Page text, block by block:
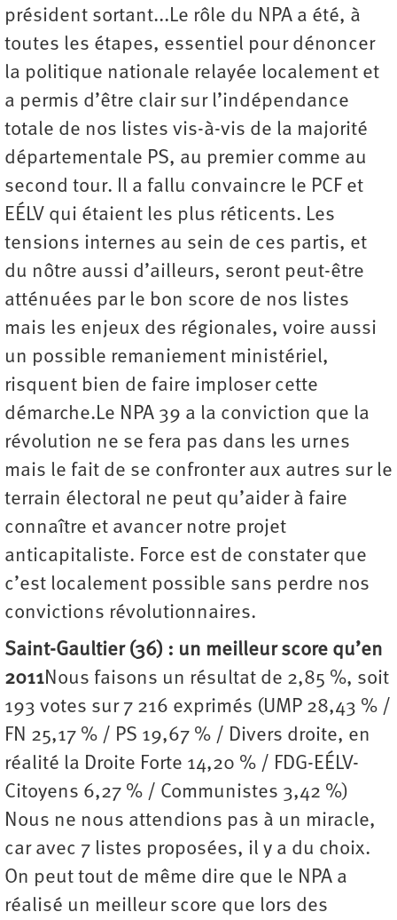
président sortant...Le rôle du NPA a été, à
toutes les étapes, essentiel pour dénoncer
la politique nationale relayée localement et
a permis d’être clair sur l’indépendance
totale de nos listes vis-à-vis de la majorité
départementale PS, au premier comme au
second tour. Il a fallu convaincre le PCF et
EÉLV qui étaient les plus réticents. Les
tensions internes au sein de ces partis, et
du nôtre aussi d’ailleurs, seront peut-être
atténuées par le bon score de nos listes
mais les enjeux des régionales, voire aussi
un possible remaniement ministériel,
risquent bien de faire imploser cette
démarche.Le NPA 39 a la conviction que la
révolution ne se fera pas dans les urnes
mais le fait de se confronter aux autres sur le
terrain électoral ne peut qu’aider à faire
connaître et avancer notre projet
anticapitaliste. Force est de constater que
c’est localement possible sans perdre nos
convictions révolutionnaires.
Saint-Gaultier (36) : un meilleur score qu’en
2011Nous faisons un résultat de 2,85 %, soit
193 votes sur 7 216 exprimés (UMP 28,43 % /
FN 25,17 % / PS 19,67 % / Divers droite, en
réalité la Droite Forte 14,20 % / FDG-EÉLV-
Citoyens 6,27 % / Communistes 3,42 %)
Nous ne nous attendions pas à un miracle,
car avec 7 listes proposées, il y a du choix.
On peut tout de même dire que le NPA a
réalisé un meilleur score que lors des